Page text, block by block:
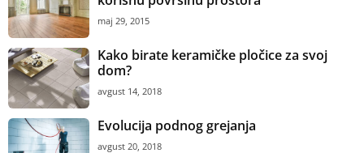
maj 29, 2015
Kako birate keramičke pločice za svoj
dom?
avgust 14, 2018
Evolucija podnog grejanja
avgust 20, 2018